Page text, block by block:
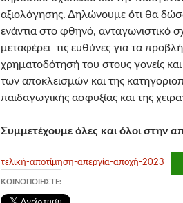
αξιολόγησης. Δηλώνουμε ότι θα
ενάντια στο φθηνό, ανταγωνιστικό
μεταφέρει τις ευθύνες για τα
χρηματοδότησή του στους γονείς
των αποκλεισμών και της
παιδαγωγικής ασφυξίας και της
Συμμετέχουμε όλες και όλοι στην
τελική-αποτίμηση-απεργία-αποχή-2023
ΚΟΙΝΟΠΟΙΉΣΤΕ: